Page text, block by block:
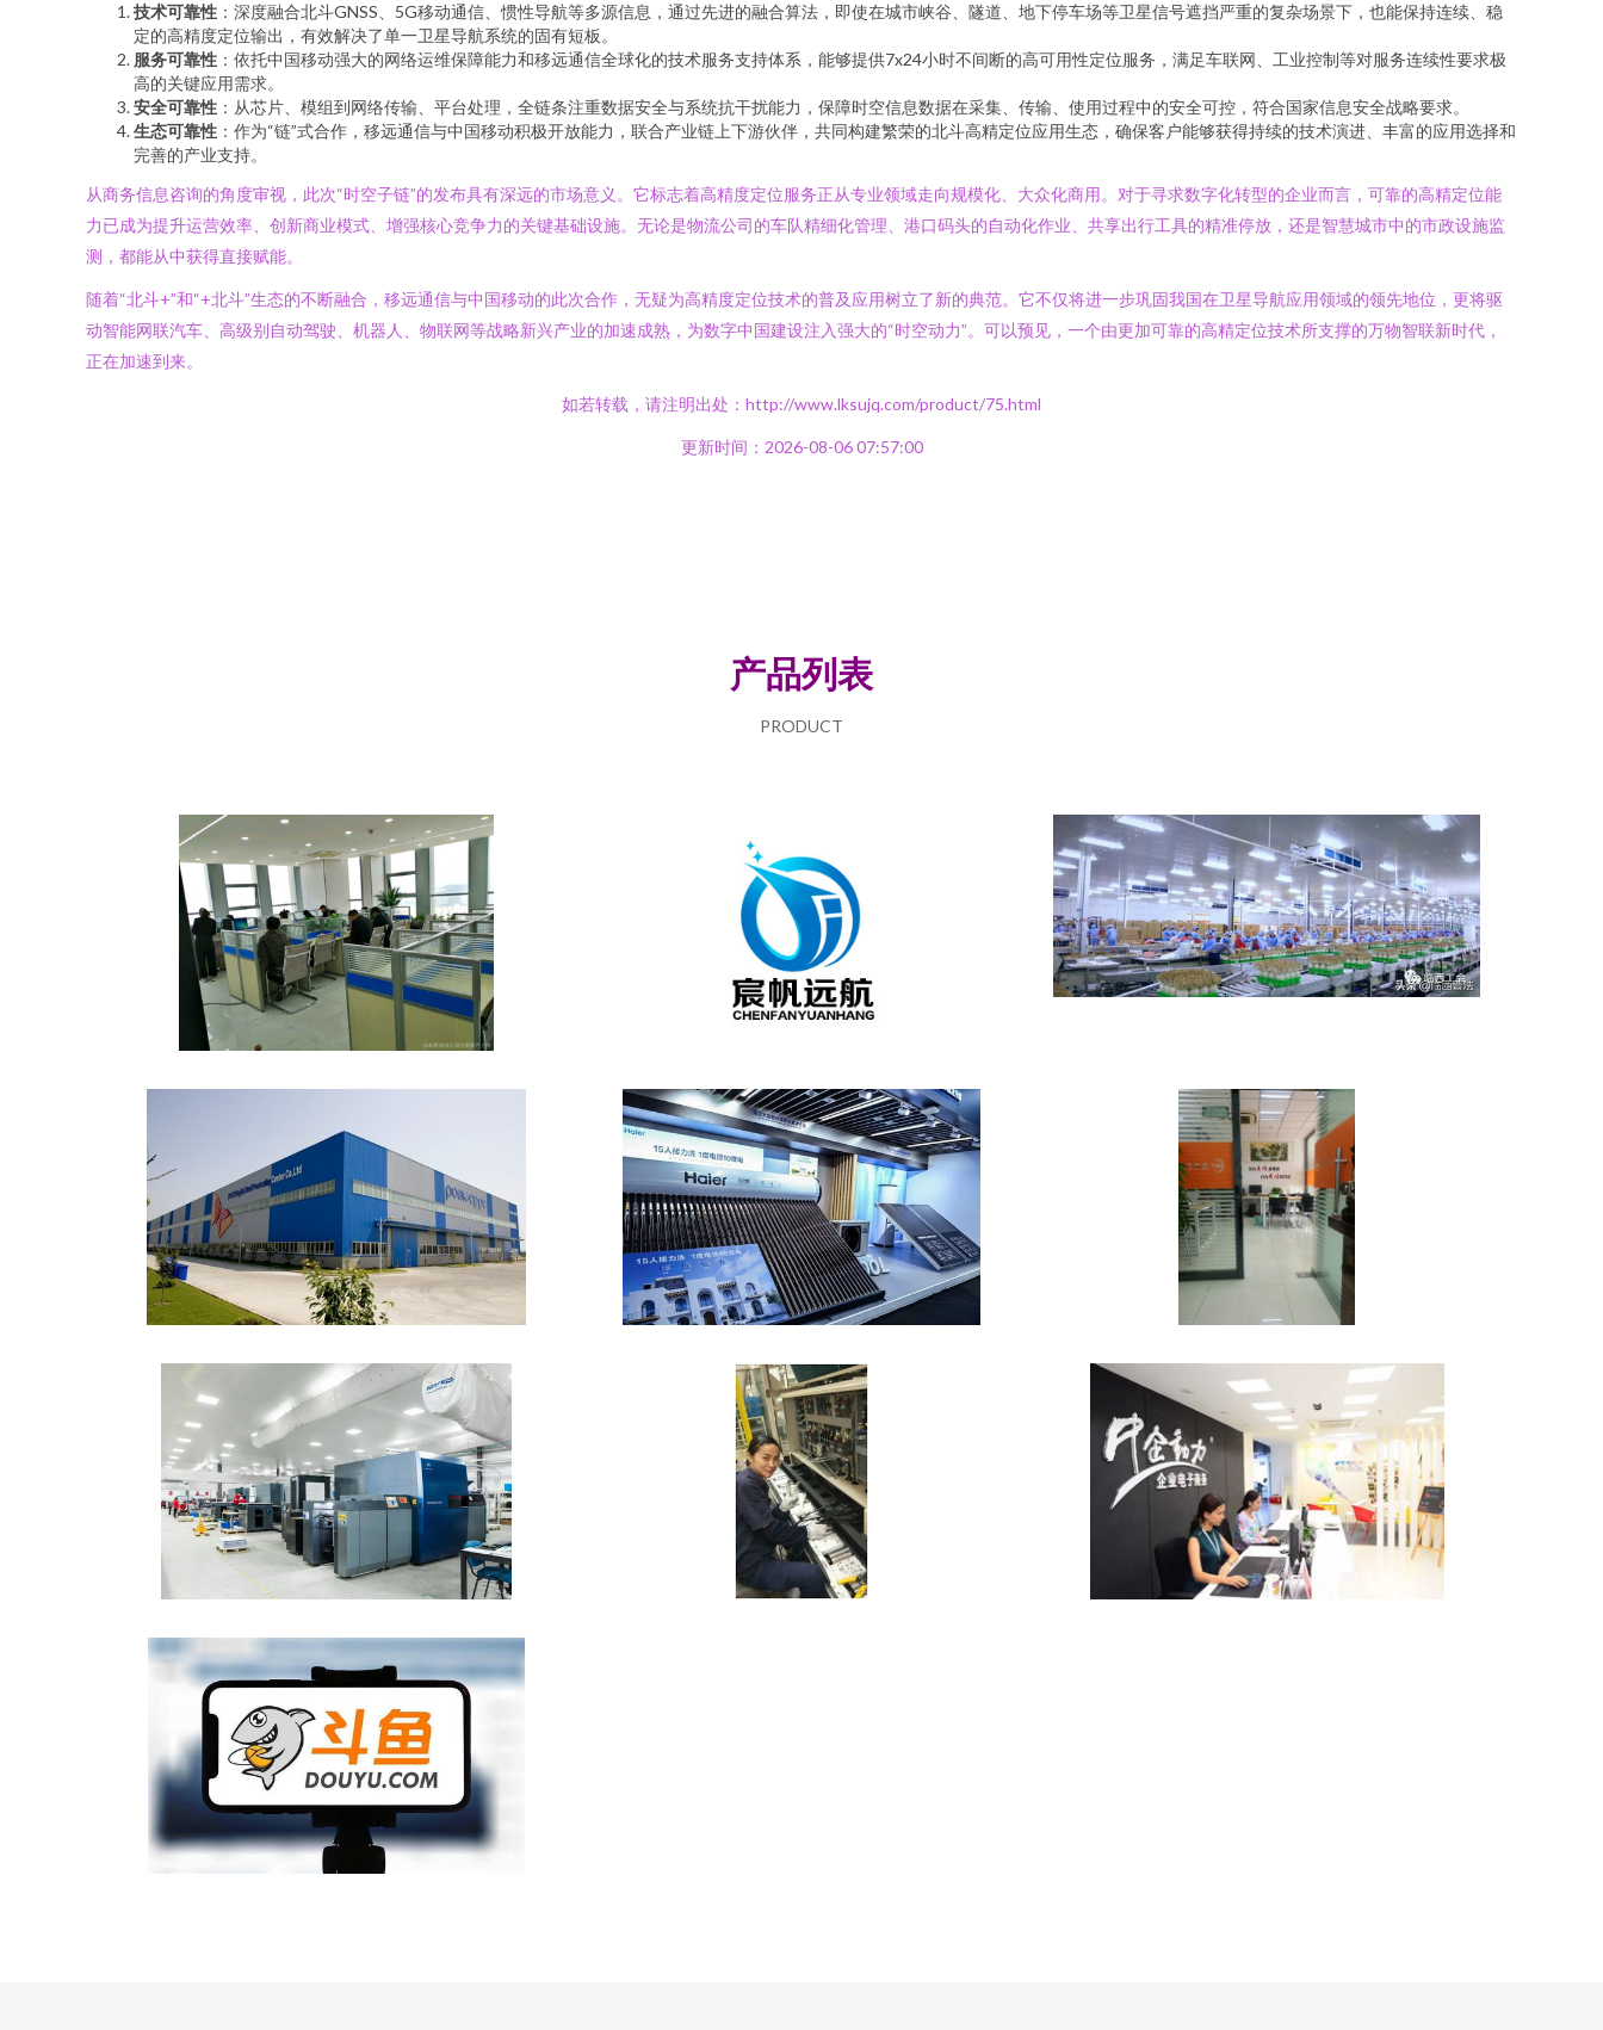
技术可靠性 ：深度融合北斗GNSS、5G移动通信、惯性导航等多源信息，通过先进的融合算法，即使在城市峡谷、隧道、地下停车场等卫星信号遮挡严重的复杂场景下，也能保持连续、稳
定的高精度定位输出，有效解决了单一卫星导航系统的固有短板。
服务可靠性 ：依托中国移动强大的网络运维保障能力和移远通信全球化的技术服务支持体系，能够提供7x24小时不间断的高可用性定位服务，满足车联网、工业控制等对服务连续性要求极
高的关键应用需求。
安全可靠性 ：从芯片、模组到网络传输、平台处理，全链条注重数据安全与系统抗干扰能力，保障时空信息数据在采集、传输、使用过程中的安全可控，符合国家信息安全战略要求。
生态可靠性 ：作为“链”式合作，移远通信与中国移动积极开放能力，联合产业链上下游伙伴，共同构建繁荣的北斗高精定位应用生态，确保客户能够获得持续的技术演进、丰富的应用选择和
完善的产业支持。
从商务信息咨询的角度审视，此次“时空子链”的发布具有深远的市场意义。它标志着高精度定位服务正从专业领域走向规模化、大众化商用。对于寻求数字化转型的企业而言，可靠的高精定位能
力已成为提升运营效率、创新商业模式、增强核心竞争力的关键基础设施。无论是物流公司的车队精细化管理、港口码头的自动化作业、共享出行工具的精准停放，还是智慧城市中的市政设施监
测，都能从中获得直接赋能。
随着“北斗+”和“+北斗”生态的不断融合，移远通信与中国移动的此次合作，无疑为高精度定位技术的普及应用树立了新的典范。它不仅将进一步巩固我国在卫星导航应用领域的领先地位，更将驱
动智能网联汽车、高级别自动驾驶、机器人、物联网等战略新兴产业的加速成熟，为数字中国建设注入强大的“时空动力”。可以预见，一个由更加可靠的高精定位技术所支撑的万物智联新时代，
正在加速到来。
如若转载，请注明出处：http://www.lksujq.com/product/75.html
更新时间：2026-08-06 07:57:00
产品列表
PRODUCT